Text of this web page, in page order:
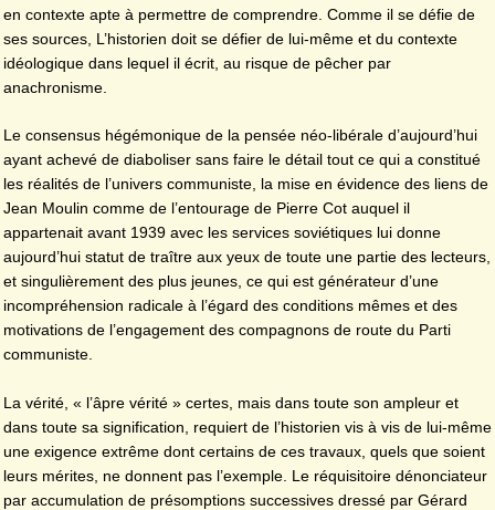
en contexte apte à permettre de comprendre. Comme il se défie de
ses sources, L’historien doit se défier de lui-même et du contexte
idéologique dans lequel il écrit, au risque de pêcher par
anachronisme.
Le consensus hégémonique de la pensée néo-libérale d’aujourd’hui
ayant achevé de diaboliser sans faire le détail tout ce qui a constitué
les réalités de l’univers communiste, la mise en évidence des liens de
Jean Moulin comme de l’entourage de Pierre Cot auquel il
appartenait avant 1939 avec les services soviétiques lui donne
aujourd’hui statut de traître aux yeux de toute une partie des lecteurs,
et singulièrement des plus jeunes, ce qui est générateur d’une
incompréhension radicale à l’égard des conditions mêmes et des
motivations de l’engagement des compagnons de route du Parti
communiste.
La vérité, « l’âpre vérité » certes, mais dans toute son ampleur et
dans toute sa signification, requiert de l’historien vis à vis de lui-même
une exigence extrême dont certains de ces travaux, quels que soient
leurs mérites, ne donnent pas l’exemple. Le réquisitoire dénonciateur
par accumulation de présomptions successives dressé par Gérard